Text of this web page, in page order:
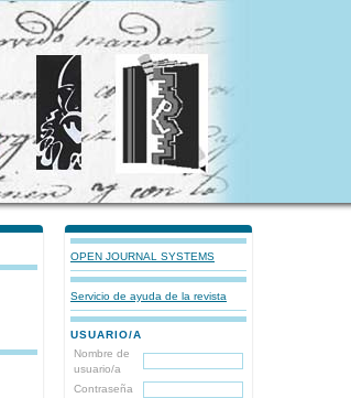
OPEN JOURNAL SYSTEMS
Servicio de ayuda de la revista
USUARIO/A
Nombre de
usuario/a
Contraseña